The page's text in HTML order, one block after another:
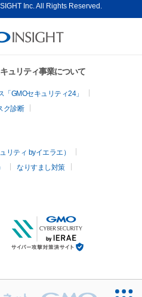
Inc. All Rights Reserved.
ュリティ事業について
GMOセキュリティ24」
ク診断
リティ byイエラエ）
なりすまし対策